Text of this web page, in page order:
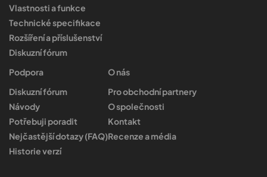
Vlastnosti a funkce
Technické specifikace
Rozšíření a příslušenství
Diskuzní fórum
Podpora
Diskuzní fórum
Návody
Potřebuji poradit
Nejčastější dotazy (FAQ)
Historie verzí
O nás
Pro obchodní partnery
O společnosti
Kontakt
Recenze a média